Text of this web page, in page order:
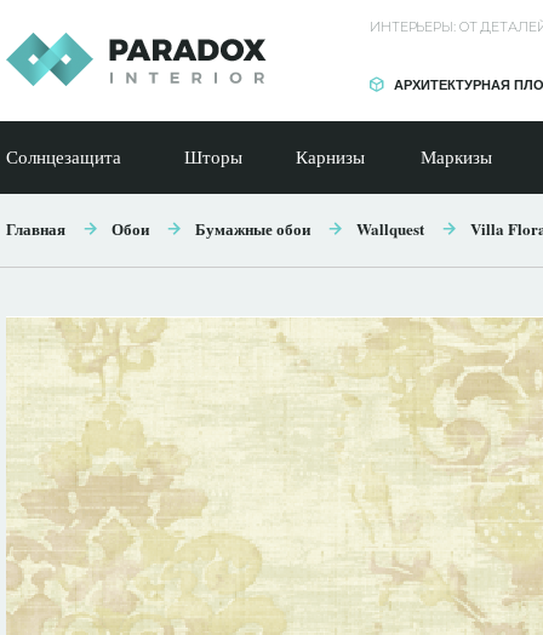
ИНТЕРЬЕРЫ: ОТ
АРХИТЕКТУРНАЯ
Солнцезащита Шторы Карнизы Маркизы
Главная Обои Бумажные обои Wallquest Villa